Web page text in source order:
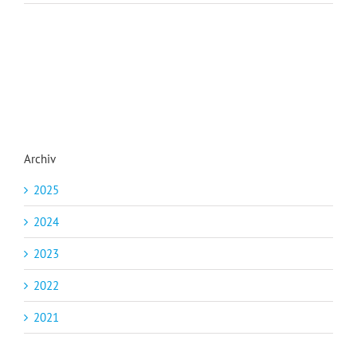
Archiv
2025
2024
2023
2022
2021